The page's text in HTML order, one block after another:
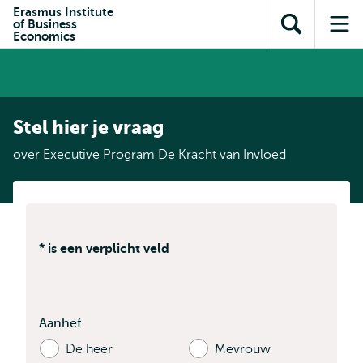
inhoud
Direct naar
subnavigatie
Erasmus Institute
of Business
Economics
Toon
zoekveld
Stel hier je vraag
over Executive Program De Kracht van Invloed
* is een verplicht veld
Aanhef
De heer
Mevrouw